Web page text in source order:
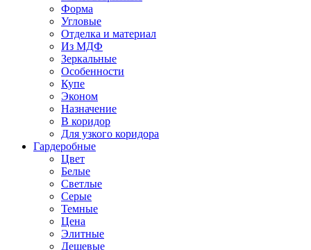
Форма
Угловые
Отделка и материал
Из МДФ
Зеркальные
Особенности
Купе
Эконом
Назначение
В коридор
Для узкого коридора
Гардеробные
Цвет
Белые
Светлые
Серые
Темные
Цена
Элитные
Дешевые